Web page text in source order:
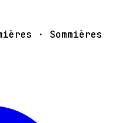
· Sommières